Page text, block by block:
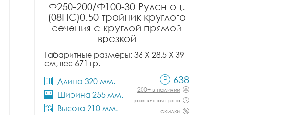
Ф250-200/Ф100-30 Рулон оц.
(08ПС)0.50 тройник круглого
сечения с круглой прямой
врезкой
Габаритные размеры: 36 X 28.5 X 39
см, вес 671 гр.
Длина 320 мм.
Ширина 255 мм.
Высота 210 мм.
638
200+ в наличии
розничная цена
скидки